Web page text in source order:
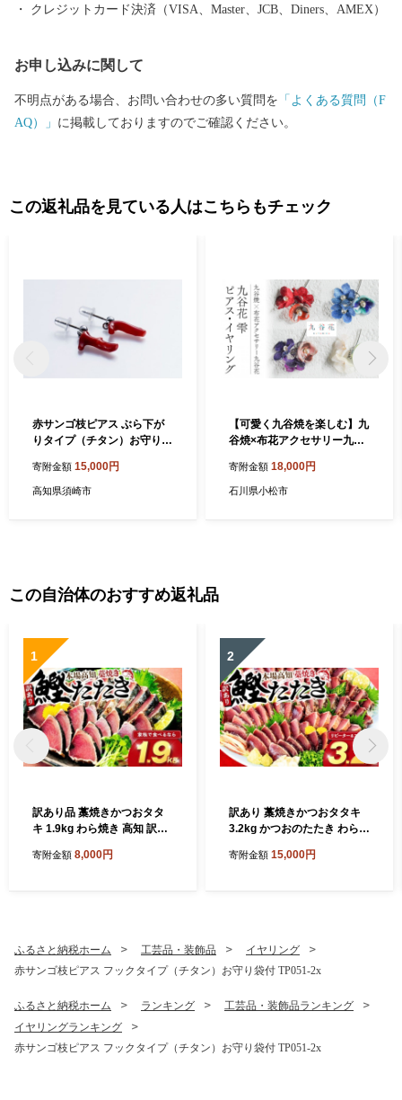
クレジットカード決済（VISA、Master、JCB、Diners、AMEX）
お申し込みに関して
不明点がある場合、お問い合わせの多い質問を 「よくある質問（F
AQ）」 に掲載しておりますのでご確認ください。
この返礼品を見ている人はこちらもチェック
赤サンゴ枝ピアス ぶら下が
りタイプ（チタン）お守り袋
寄附金額 15,000円
高知県須崎市
【可愛く九谷焼を楽しむ】九
谷焼×布花アクセサリー九谷
３個タイプ 赤 ピアス） 0
14010 ギフト プレゼント
寄附金額 18,000円
石川県小松市
この自治体のおすすめ返礼品
1
訳あり品 藁焼きかつおタタ
キ 1.9kg わら焼き 高知 訳あ
凍 真空 小分け 個包装 おつま
寄附金額 8,000円
2
訳あり 藁焼きかつおタタキ
3.2kg かつおのたたき わら焼
真空 小分け 個包装 おつまみ
寄附金額 15,000円
ふるさと納税ホーム 工芸品・装飾品
イヤリング
赤サンゴ枝ピアス フックタイプ（チタン）お守り袋付 TP051-2x
ふるさと納税ホーム ランキング
工芸品・装飾品ランキング
イヤリングランキング
赤サンゴ枝ピアス フックタイプ（チタン）お守り袋付 TP051-2x